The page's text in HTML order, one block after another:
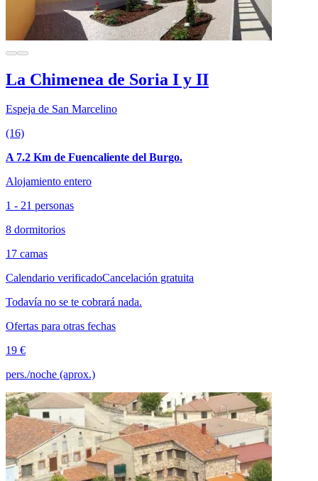
La Chimenea de Soria I y II
Espeja de San Marcelino
(16)
A 7.2 Km de Fuencaliente del Burgo.
Alojamiento entero
1 - 21 personas
8 dormitorios
17 camas
Calendario verificadoCancelación gratuita
Todavía no se te cobrará nada.
Ofertas para otras fechas
19 €
pers./noche (aprox.)